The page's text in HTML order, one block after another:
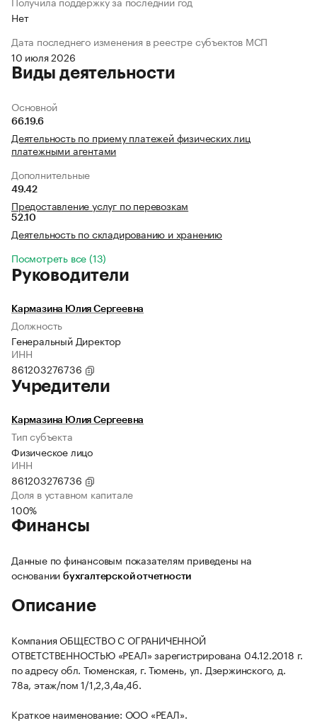
Нет
Дата последнего изменения в реестре субъектов МСП
10 июля 2026
Виды деятельности
Основной
66.19.6
Деятельность по приему платежей физических лиц
платежными агентами
Дополнительные
49.42
Предоставление услуг по перевозкам
52.10
Деятельность по складированию и хранению
Посмотреть все (13)
Руководители
Кармазина Юлия Сергеевна
Должность
Генеральный Директор
ИНН
861203276736
Учредители
Кармазина Юлия Сергеевна
Тип субъекта
Физическое лицо
ИНН
861203276736
Доля в уставном капитале
100%
Финансы
Данные по финансовым показателям приведены на
основании бухгалтерской отчетности
Описание
Компания ОБЩЕСТВО С ОГРАНИЧЕННОЙ
ОТВЕТСТВЕННОСТЬЮ «РЕАЛ» зарегистрирована 04.12.2018 г.
по адресу обл. Тюменская, г. Тюмень, ул. Дзержинского, д.
78а, этаж/пом 1/1,2,3,4а,4б.
Краткое наименование: ООО «РЕАЛ».